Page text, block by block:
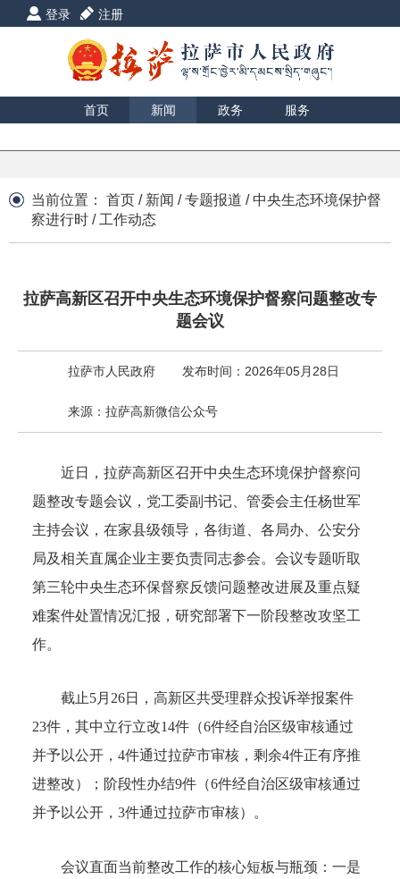
登录 注册
首页 新闻 政务
服务
当前位置： 首页 / 新闻 /专题报道 / 中央生态环境保护督
察进行时 / 工作动态
拉萨高新区召开中央生态环境保护督察问题整改专
题会议
拉萨市人民政府 发布时间：2026年05月28日
来源：拉萨高新微信公众号
近日，拉萨高新区召开中央生态环境保护督察问
题整改专题会议，党工委副书记、管委会主任杨世军
主持会议，在家县级领导，各街道、各局办、公安分
局及相关直属企业主要负责同志参会。会议专题听取
第三轮中央生态环保督察反馈问题整改进展及重点疑
难案件处置情况汇报，研究部署下一阶段整改攻坚工
作。
截止5月26日，高新区共受理群众投诉举报案件
23件，其中立行立改14件（6件经自治区级审核通过
并予以公开，4件通过拉萨市审核，剩余4件正有序推
进整改）；阶段性办结9件（6件经自治区级审核通过
并予以公开，3件通过拉萨市审核）。
会议直面当前整改工作的核心短板与瓶颈：一是